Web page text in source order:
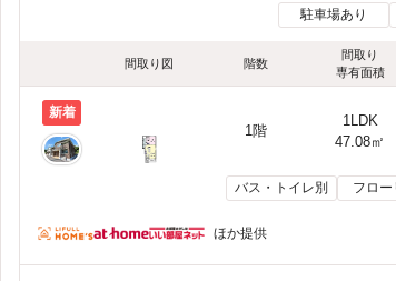
駐車場あり
間取り図 階数
間取り
専有面積
新着
1階
1LDK
47.08㎡
バス・トイレ別 フロ
ほか提供